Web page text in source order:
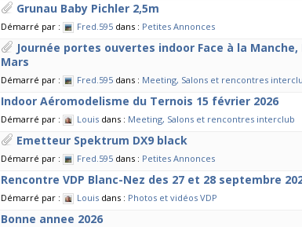
Grunau Baby Pichler 2,5m
Démarré par : Fred.595 dans : Petites Annonces
Journée portes ouvertes indoor Face à la
Mars
Démarré par : Fred.595 dans : Meeting, Salons et rencontres
Indoor Aéromodelisme du Ternois 15 février 2026
Démarré par : Louis dans : Meeting, Salons et rencontres interclub
Emetteur Spektrum DX9 black
Démarré par : Fred.595 dans : Petites Annonces
Rencontre VDP Blanc-Nez des 27 et 28 septembre
Démarré par : Louis dans : Photos et vidéos VDP
Bonne annee 2026